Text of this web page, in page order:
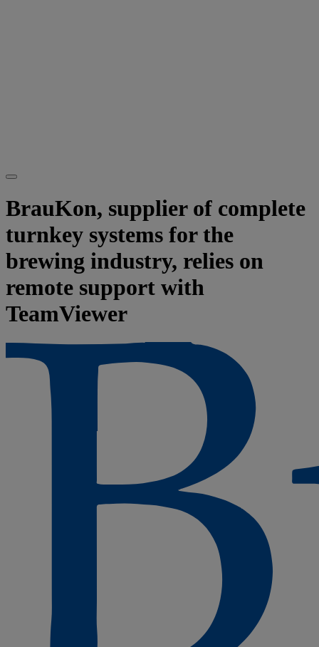
BrauKon, supplier of complete
turnkey systems for the
brewing industry, relies on
remote support with
TeamViewer